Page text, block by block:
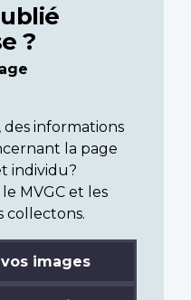
?
des informations
la page
individu?
MVGC et les
collectons.
images